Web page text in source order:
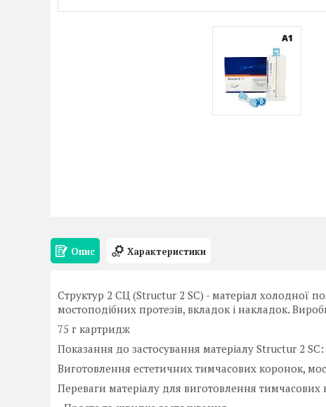
Опис Характеристики
Структур 2 СЦ (Structur 2 SC) - матеріал холодної
мостоподібних протезів, вкладок і накладок.
75 г картридж
Показання до застосування матеріалу Structur 2 SC:
Виготовлення естетичних тимчасових коронок,
Переваги матеріалу для виготовлення тимчасових